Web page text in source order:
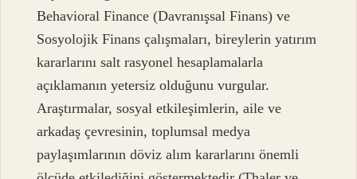
Behavioral Finance (Davranışsal Finans) ve
Sosyolojik Finans çalışmaları, bireylerin yatırım
kararlarını salt rasyonel hesaplamalarla
açıklamanın yetersiz olduğunu vurgular.
Araştırmalar, sosyal etkileşimlerin, aile ve
arkadaş çevresinin, toplumsal medya
paylaşımlarının döviz alım kararlarını önemli